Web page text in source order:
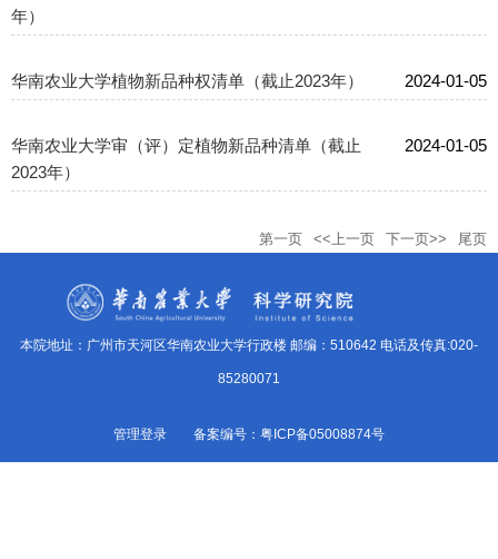
年）
华南农业大学植物新品种权清单（截止2023年） 2024-01-05
华南农业大学审（评）定植物新品种清单（截止
2023年）
2024-01-05
第一页 <<上一页 下一页>> 尾页
本院地址：广州市天河区华南农业大学行政楼 邮编：510642 电话及传真:020-
85280071
管理登录 备案编号：粤ICP备05008874号